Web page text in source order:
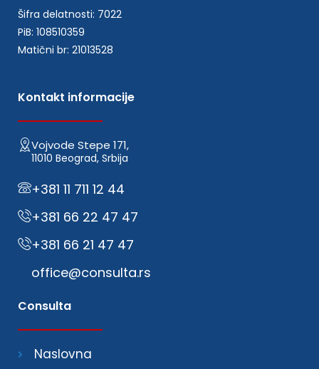
Šifra delatnosti: 7022
PiB: 108510359
Matični br: 21013528
Kontakt informacije
Vojvode Stepe 171,
11010 Beograd, Srbija
+381 11 711 12 44
+381 66 22 47 47
+381 66 21 47 47
office@consulta.rs
Consulta
Naslovna